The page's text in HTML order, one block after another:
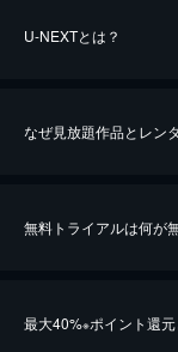
U-NEXTとは？
なぜ見放題作品とレン
無料トライアルは何が
最大40%※ポイント還元